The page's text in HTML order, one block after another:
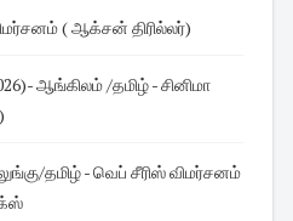
( ஆக்சன் திரில்லர்)
ஆங்கிலம் /தமிழ் - சினிமா
சீரிஸ் விமர்சனம்